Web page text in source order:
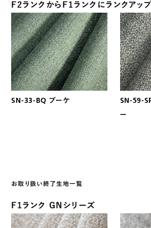
F2ランクからF1ランクにランクアップ
SN-33-BQ ブーケ
SN-59-
ー
お取り扱い終了生地一覧
F1ランク GNシリーズ